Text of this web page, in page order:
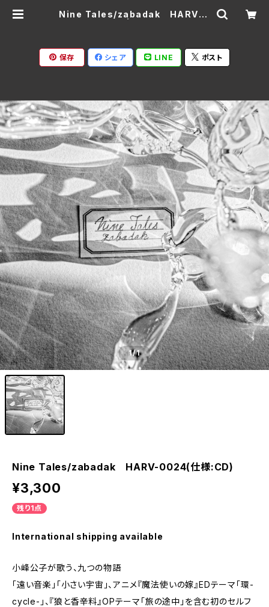
Nine Tales/zabadak HARV-0
保存 シェア LINE ポスト
1/1
Nine Tales/zabadak HARV-0024(仕様:CD)
¥3,300
残り1点
International shipping available
⼩峰公⼦が歌う、九つの物語
「遠い⾳楽」「⼩さい宇宙」、アニメ『魔法使いの嫁』EDテーマ「環-
cycle-」、『狼と⾹⾟料』OPテーマ「旅の途中」を含む初のセルフ